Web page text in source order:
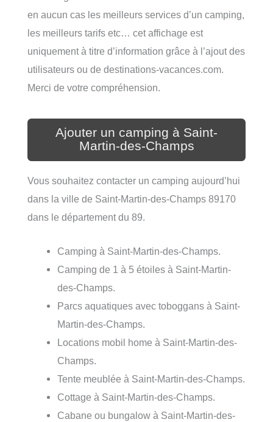
en aucun cas les meilleurs services d’un camping,
les meilleurs tarifs etc… cet affichage est
uniquement à titre d’information grâce à l’ajout des
utilisateurs ou de destinations-vacances.com.
Merci de votre compréhension.
Ajouter un camping à Saint-
Martin-des-Champs
Vous souhaitez contacter un camping aujourd’hui
dans la ville de Saint-Martin-des-Champs 89170
dans le département du 89.
Camping à Saint-Martin-des-Champs.
Camping de 1 à 5 étoiles à Saint-Martin-
des-Champs.
Parcs aquatiques avec toboggans à Saint-
Martin-des-Champs.
Locations mobil home à Saint-Martin-des-
Champs.
Tente meublée à Saint-Martin-des-Champs.
Cottage à Saint-Martin-des-Champs.
Cabane ou bungalow à Saint-Martin-des-